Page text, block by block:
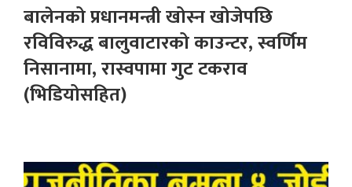
बालेनको प्रधानमन्त्री खोस्न खोजेपछि
रविविरुद्ध बालुवाटारको काउन्टर, स्वर्णिम
निसानामा, रास्वपामा गुट टकराव
(भिडियोसहित)